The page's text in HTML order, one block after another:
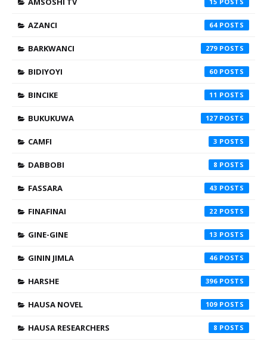
AZANCI 64
BARKWANCI 279
BIDIYOYI 60
BINCIKE 11
BUKUKUWA 127
CAMFI 3
DABBOBI 8
FASSARA 43
FINAFINAI 22
GINE-GINE 13
GININ JIMLA 46
HARSHE 396
HAUSA NOVEL 109
HAUSA RESEARCHERS 8